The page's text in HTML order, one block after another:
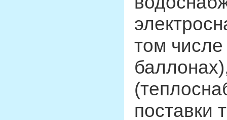
том числе
поставки